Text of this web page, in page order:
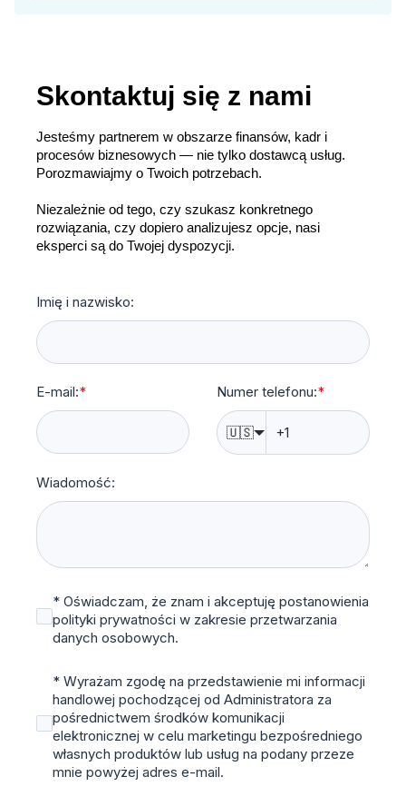
Skontaktuj się z nami
Jesteśmy partnerem w obszarze finansów, kadr i
procesów biznesowych — nie tylko dostawcą usług.
Porozmawiajmy o Twoich potrzebach.
Niezależnie od tego, czy szukasz konkretnego
rozwiązania, czy dopiero analizujesz opcje, nasi
eksperci są do Twojej dyspozycji.
Imię i nazwisko:
E-mail:* Numer telefonu:*
🇺🇸
Wiadomość:
* Oświadczam, że znam i akceptuję postanowienia
polityki prywatności w zakresie przetwarzania
danych osobowych.
* Wyrażam zgodę na przedstawienie mi informacji
handlowej pochodzącej od Administratora za
pośrednictwem środków komunikacji
elektronicznej w celu marketingu bezpośredniego
własnych produktów lub usług na podany przeze
mnie powyżej adres e-mail.